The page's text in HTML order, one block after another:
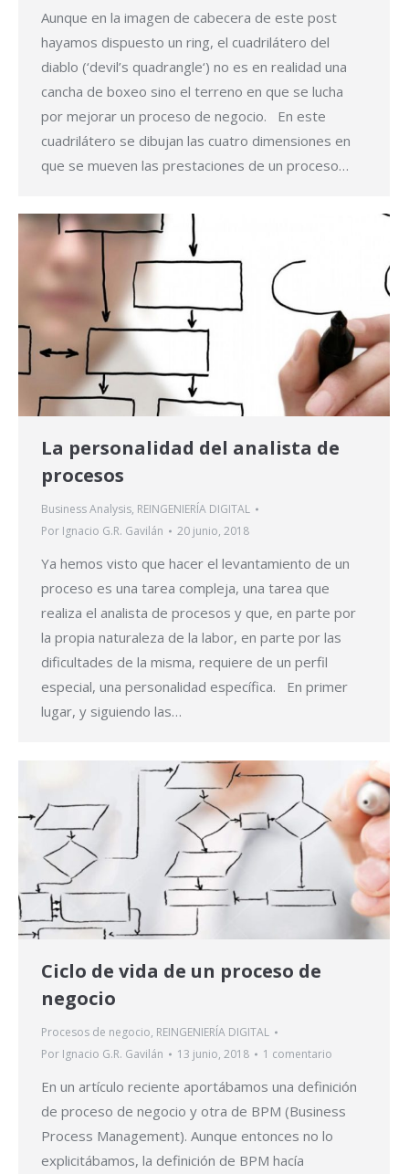
Aunque en la imagen de cabecera de este post
hayamos dispuesto un ring, el cuadrilátero del
diablo (‘devil’s quadrangle‘) no es en realidad una
cancha de boxeo sino el terreno en que se lucha
por mejorar un proceso de negocio. En este
cuadrilátero se dibujan las cuatro dimensiones en
que se mueven las prestaciones de un proceso…
La personalidad del analista de
procesos
Business Analysis, REINGENIERÍA DIGITAL
Por Ignacio G.R. Gavilán 20 junio, 2018
Ya hemos visto que hacer el levantamiento de un
proceso es una tarea compleja, una tarea que
realiza el analista de procesos y que, en parte por
la propia naturaleza de la labor, en parte por las
dificultades de la misma, requiere de un perfil
especial, una personalidad específica. En primer
lugar, y siguiendo las…
Ciclo de vida de un proceso de
negocio
Procesos de negocio, REINGENIERÍA DIGITAL
Por Ignacio G.R. Gavilán 13 junio, 2018 1 comentario
En un artículo reciente aportábamos una definición
de proceso de negocio y otra de BPM (Business
Process Management). Aunque entonces no lo
explicitábamos, la definición de BPM hacía